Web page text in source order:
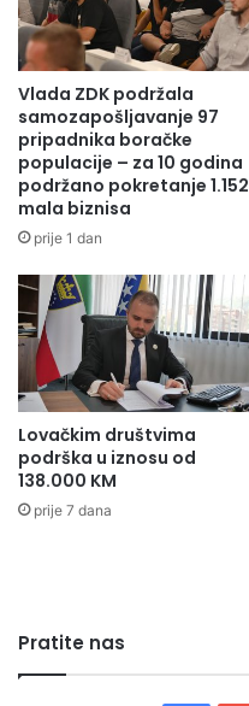
Vlada ZDK podržala
samozapošljavanje 97
pripadnika boračke
populacije – za 10 godina
podržano pokretanje 1.152
mala biznisa
prije 1 dan
Lovačkim društvima
podrška u iznosu od
138.000 KM
prije 7 dana
Pratite nas